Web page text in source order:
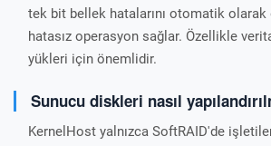
tek bit bellek hatalarını otomatik olarak
hatasız operasyon sağlar. Özellikle
yükleri için önemlidir.
Sunucu diskleri nasıl
KernelHost yalnızca SoftRAID'de